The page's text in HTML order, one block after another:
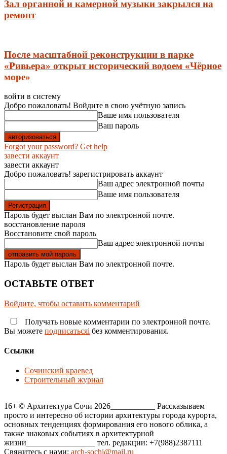
Зал органной и камерной музыки закрылся на
ремонт
После масштабной реконструкции в парке
«Ривьера» открыт исторический водоем «Чёрное
море»
войти в систему
Добро пожаловать! Войдите в свою учётную запись
Ваше имя пользователя
Ваш пароль
Forgot your password? Get help
завести аккаунт
завести аккаунт
Добро пожаловать! зарегистрировать аккаунт
Ваш адрес электронной почты
Ваше имя пользователя
Пароль будет выслан Вам по электронной почте.
восстановление пароля
Восстановите свой пароль
Ваш адрес электронной почты
Пароль будет выслан Вам по электронной почте.
ОСТАВЬТЕ ОТВЕТ
Войдите, чтобы оставить комментарий
Получать новые комментарии по электронной почте.
Вы можете подписатьсяi без комментирования.
Ссылки
Сочинский краевед
Строительный журнал
16+ © Архитектура Сочи 2026___________ Рассказываем
просто и интересно об истории архитектуры города курорта,
основных тенденциях формирования его нового облика, а
также знаковых событиях в архитектурной
жизни_________________ тел. редакции: +7(988)2387111
Свяжитесь с нами: arch-sochi@mail.ru